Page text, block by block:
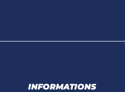
INFORMATIONS